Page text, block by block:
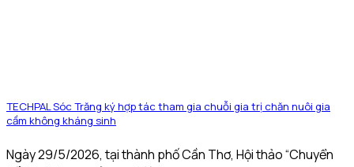
TECHPAL Sóc Trăng ký hợp tác tham gia chuỗi gia trị chăn nuôi gia
cầm không kháng sinh
Ngày 29/5/2026, tại thành phố Cần Thơ, Hội thảo “Chuyển